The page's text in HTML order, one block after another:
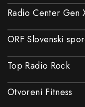
Radio Center Gen
ORF Slovenski
Top Radio Rock
Otvoreni Fitness